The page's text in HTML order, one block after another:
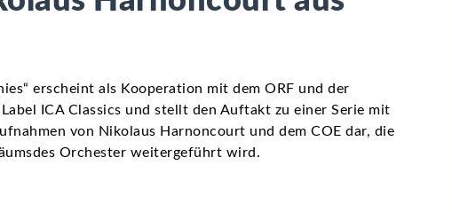
erscheint als Kooperation mit dem ORF und der
ICA Classics und stellt den Auftakt zu einer Serie mit
von Nikolaus Harnoncourt und dem COE dar, die
Orchester weitergeführt wird.